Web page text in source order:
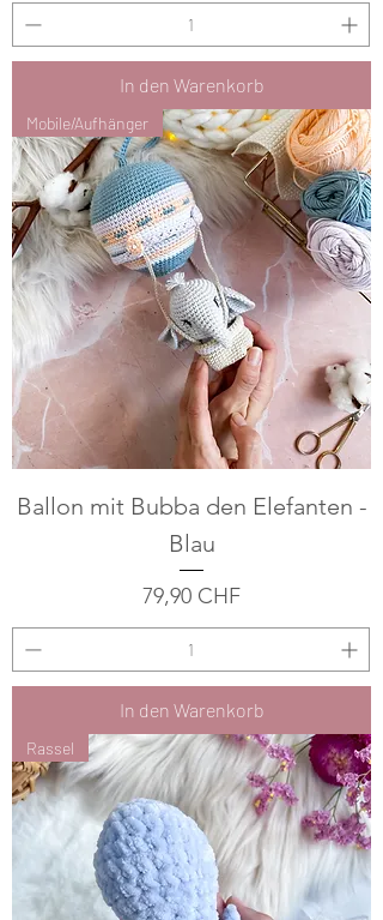
In den Warenkorb
Mobile/Aufhänger
Ballon mit Bubba den Elefanten -
Blau
Preis
79,90 CHF
In den Warenkorb
Rassel